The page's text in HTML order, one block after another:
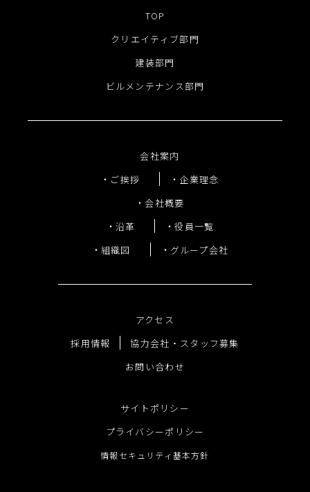
TOP
クリエイティブ部門
建装部門
ビルメンテナンス部門
会社案内
ご挨拶
企業理念
会社概要
沿革
役員一覧
組織図
グループ会社
アクセス
採用情報
協力会社・スタッフ募集
お問い合わせ
サイトポリシー
プライバシーポリシー
情報セキュリティ基本方針